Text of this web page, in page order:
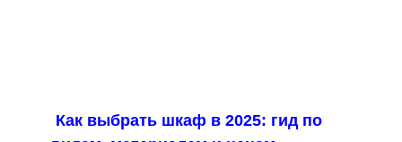
Как выбрать шкаф в 2025: гид по